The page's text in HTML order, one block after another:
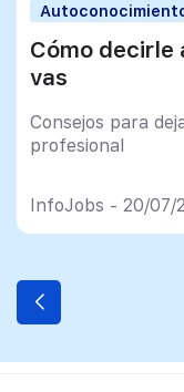
Cómo decirle
vas
Consejos para
profesional
InfoJobs - 20/07/